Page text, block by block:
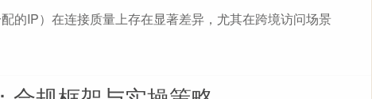
的IP）在连接质量上存在显著差异，尤其在跨境访问场景